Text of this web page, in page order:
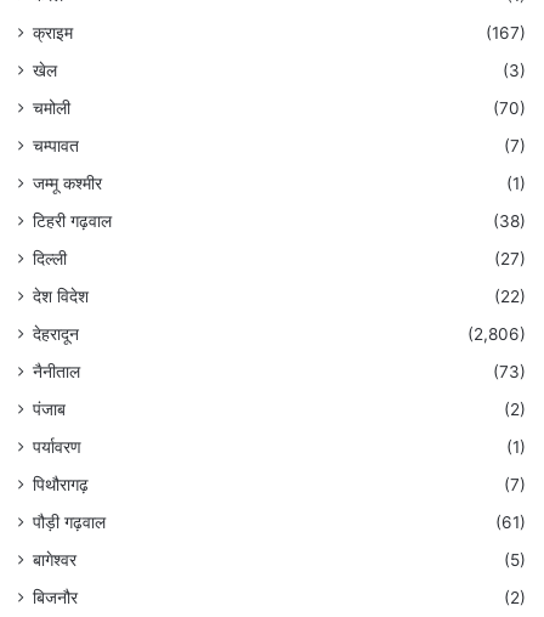
क्राइम
(167)
खेल
(3)
चमोली
(70)
चम्पावत
(7)
जम्मू कश्मीर
(1)
टिहरी गढ़वाल
(38)
दिल्ली
(27)
देश विदेश
(22)
देहरादून
(2,806)
नैनीताल
(73)
पंजाब
(2)
पर्यावरण
(1)
पिथौरागढ़
(7)
पौड़ी गढ़वाल
(61)
बागेश्वर
(5)
बिजनौर
(2)